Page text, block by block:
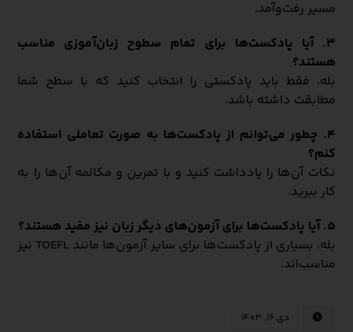
مسیر رفت‌وآمد.
۳. آیا پادکست‌ها برای تمام سطوح زبان‌آموزی مناسب
هستند؟
بله، فقط باید پادکستی را انتخاب کنید که با سطح شما
مطابقت داشته باشد.
۴. چطور می‌توانم از پادکست‌ها به صورت تعاملی استفاده
کنم؟
نکات آن‌ها را یادداشت کنید و با تمرین و مکالمه آن‌ها را به
کار ببرید.
۵. آیا پادکست‌ها برای آزمون‌های دیگر زبان نیز مفید هستند؟
بله، بسیاری از پادکست‌ها برای سایر آزمون‌ها مانند TOEFL نیز
مناسب‌اند.
دی ۱۶, ۱۴۰۳